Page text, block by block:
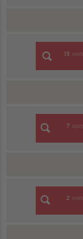
15 von
7 von
2 von